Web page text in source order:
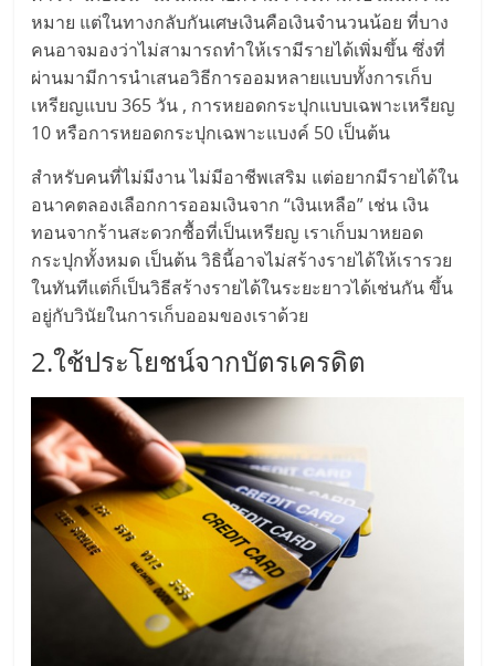
แฟ
รน
ไชส์
ขาย
แฟ
รน
ไชส์
แฟ
รน
ไชส์
หมาย แต่ในทางกลับกันเศษเงินคือเงินจำนวนน้อย ที่บาง
คนอาจมองว่าไม่สามารถทำให้เรามีรายได้เพิ่มขึ้น ซึ่งที่
ผ่านมามีการนำเสนอวิธีการออมหลายแบบทั้งการเก็บ
เหรียญแบบ 365 วัน , การหยอดกระปุกแบบเฉพาะเหรียญ
10 หรือการหยอดกระปุกเฉพาะแบงค์ 50 เป็นต้น
สำหรับคนที่ไม่มีงาน ไม่มีอาชีพเสริม แต่อยากมีรายได้ใน
อนาคตลองเลือกการออมเงินจาก “เงินเหลือ” เช่น เงิน
ทอนจากร้านสะดวกซื้อที่เป็นเหรียญ เราเก็บมาหยอด
กระปุกทั้งหมด เป็นต้น วิธินี้อาจไม่สร้างรายได้ให้เรารวย
ในทันทีแต่ก็เป็นวิธีสร้างรายได้ในระยะยาวได้เช่นกัน ขึ้น
อยู่กับวินัยในการเก็บออมของเราด้วย
2.ใช้ประโยชน์จากบัตรเครดิต